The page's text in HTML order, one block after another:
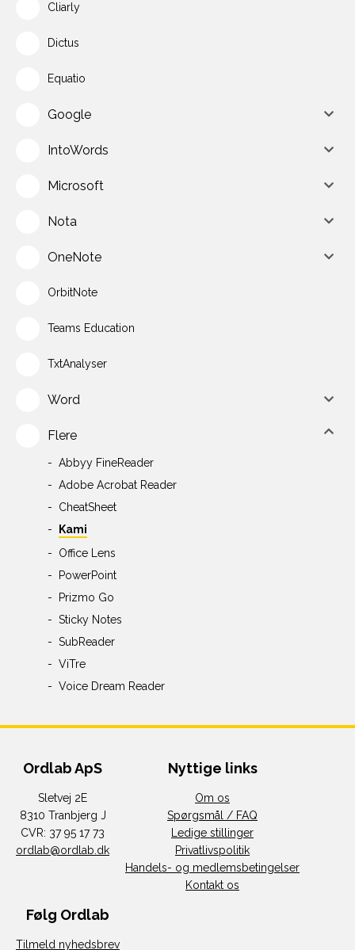
Cliarly
Dictus
Equatio
Google
IntoWords
Microsoft
Nota
OneNote
OrbitNote
Teams Education
TxtAnalyser
Word
Flere
Abbyy FineReader
Adobe Acrobat Reader
CheatSheet
Kami
Office Lens
PowerPoint
Prizmo Go
Sticky Notes
SubReader
ViTre
Voice Dream Reader
Ordlab ApS
Sletvej 2E
8310 Tranbjerg J
CVR: 37 95 17 73
ordlab@ordlab.dk
Nyttige links
Om os
Spørgsmål / FAQ
Ledige stillinger
Privatlivspolitik
Handels- og medlemsbetingelser
Kontakt os
Følg Ordlab
Tilmeld nyhedsbrev